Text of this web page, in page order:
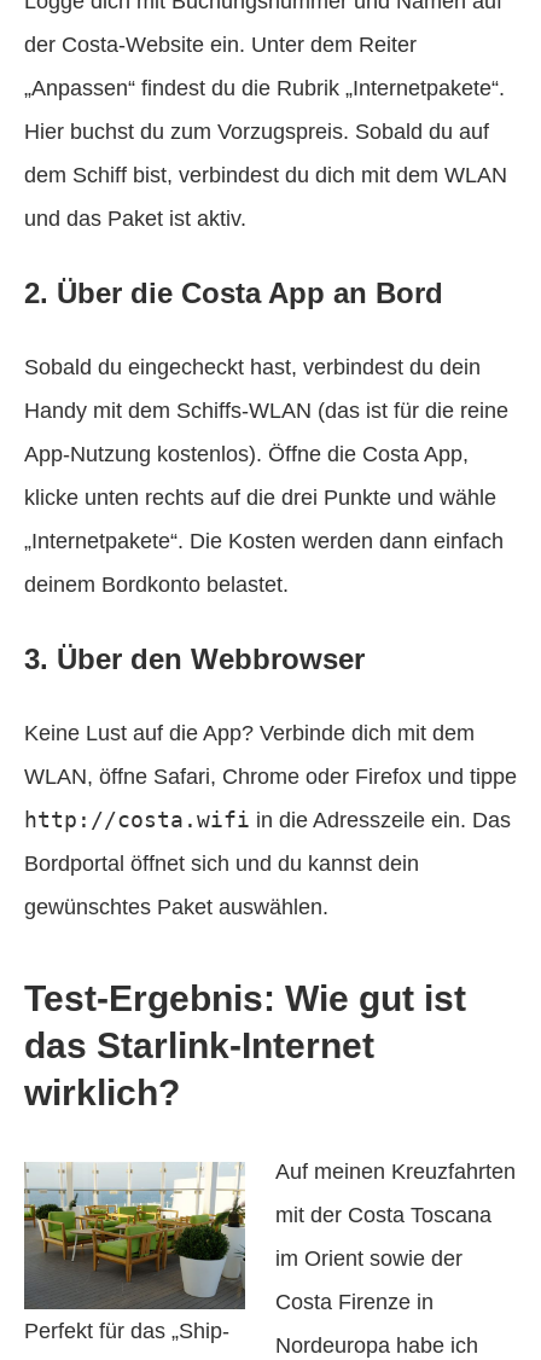
der Costa-Website ein. Unter dem Reiter
„Anpassen“ findest du die Rubrik „Internetpakete“.
Hier buchst du zum Vorzugspreis. Sobald du auf
dem Schiff bist, verbindest du dich mit dem WLAN
und das Paket ist aktiv.
2. Über die Costa App an Bord
Sobald du eingecheckt hast, verbindest du dein
Handy mit dem Schiffs-WLAN (das ist für die reine
App-Nutzung kostenlos). Öffne die Costa App,
klicke unten rechts auf die drei Punkte und wähle
„Internetpakete“. Die Kosten werden dann einfach
deinem Bordkonto belastet.
3. Über den Webbrowser
Keine Lust auf die App? Verbinde dich mit dem
WLAN, öffne Safari, Chrome oder Firefox und tippe
http://costa.wifi in die Adresszeile ein. Das
Bordportal öffnet sich und du kannst dein
gewünschtes Paket auswählen.
Test-Ergebnis: Wie gut ist
das Starlink-Internet
wirklich?
Perfekt für das „Ship-
Auf meinen Kreuzfahrten
mit der Costa Toscana
im Orient sowie der
Costa Firenze in
Nordeuropa habe ich